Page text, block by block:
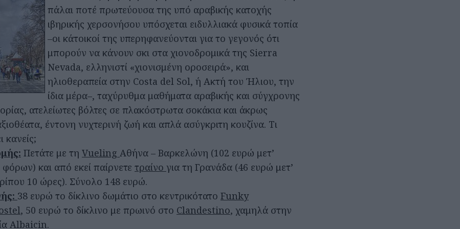
πάλαι ποτέ πρωτεύουσα της υπό αραβικής κατοχής
ιβηρικής χερσονήσου υπόσχεται ειδυλλιακά φυσικά τοπία
–οι κάτοικοί της υπερηφανεύονται για το γεγονός ότι
μπορούν να κάνουν σκι στα χιονοδρομικά της Sierra
Nevada, ελληνιστί «χιονισμένη οροσειρά», και
ηλιοθεραπεία στην Costa del Sol, ή Ακτή του Ήλιου, την
ίδια μέρα–, ταχύρυθμα μαθήματα αραβικής και σύγχρονης
ατελείωτες βόλτες σε πλακόστρωτα σοκάκια και άκρως
έντονη νυχτερινή ζωή και απλά ασύγκριτη κουζίνα. Τι
κανείς;
Πετάτε με τη Vueling Αθήνα – Βαρκελώνη (102 ευρώ μετ’
και από εκεί παίρνετε τραίνο για τη Γρανάδα (46 ευρώ μετ’
10 ώρες). Σύνολο 148 ευρώ.
38 ευρώ το δίκλινο δωμάτιο στο κεντρικότατο Funky
, 50 ευρώ το δίκλινο με πρωινό στο Clandestino, χαμηλά στην
Albaicin.